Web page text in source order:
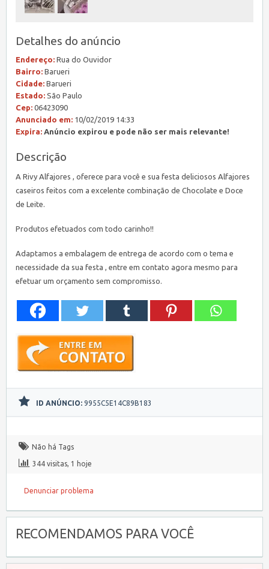
Detalhes do anúncio
Endereço: Rua do Ouvidor
Bairro: Barueri
Cidade: Barueri
Estado: São Paulo
Cep: 06423090
Anunciado em: 10/02/2019 14:33
Expira: Anúncio expirou e pode não ser mais relevante!
Descrição
A Rivy Alfajores , oferece para você e sua festa deliciosos Alfajores
caseiros feitos com a excelente combinação de Chocolate e Doce
de Leite.
Produtos efetuados com todo carinho!!
Adaptamos a embalagem de entrega de acordo com o tema e
necessidade da sua festa , entre em contato agora mesmo para
efetuar um orçamento sem compromisso.
ID ANÚNCIO: 9955C5E14C89B183
Não há Tags
344 visitas, 1 hoje
Denunciar problema
RECOMENDAMOS PARA VOCÊ